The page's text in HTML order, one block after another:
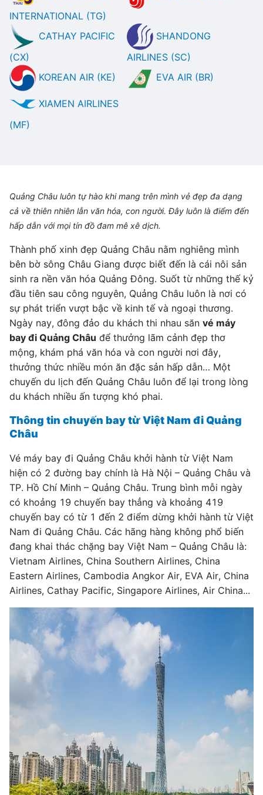
INTERNATIONAL (TG)
CATHAY PACIFIC
(CX)
SHANDONG
AIRLINES (SC)
KOREAN AIR (KE)
EVA AIR (BR)
XIAMEN AIRLINES
(MF)
Quảng Châu luôn tự hào khi mang trên mình vẻ đẹp đa dạng
cả về thiên nhiên lẫn văn hóa, con người. Đây luôn là điểm đến
hấp dẫn với mọi tín đồ đam mê xê dịch.
Thành phố xinh đẹp Quảng Châu nằm nghiêng mình
bên bờ sông Châu Giang được biết đến là cái nôi sản
sinh ra nền văn hóa Quảng Đông. Suốt từ những thế kỷ
đầu tiên sau công nguyên, Quảng Châu luôn là nơi có
sự phát triển vượt bậc về kinh tế và ngoại thương.
Ngày nay, đông đảo du khách thi nhau săn vé máy
bay đi Quảng Châu để thưởng lãm cảnh đẹp thơ
mộng, khám phá văn hóa và con người nơi đây,
thưởng thức nhiều món ăn đặc sản hấp dẫn… Một
chuyến du lịch đến Quảng Châu luôn để lại trong lòng
du khách nhiều ấn tượng khó phai.
Thông tin chuyến bay từ Việt Nam đi Quảng
Châu
Vé máy bay đi Quảng Châu khởi hành từ Việt Nam
hiện có 2 đường bay chính là Hà Nội – Quảng Châu và
TP. Hồ Chí Minh – Quảng Châu. Trung bình mỗi ngày
có khoảng 19 chuyến bay thẳng và khoảng 419
chuyến bay có từ 1 đến 2 điểm dừng khởi hành từ Việt
Nam đi Quảng Châu. Các hãng hàng không phổ biến
đang khai thác chặng bay Việt Nam – Quảng Châu là:
Vietnam Airlines, China Southern Airlines, China
Eastern Airlines, Cambodia Angkor Air, EVA Air, China
Airlines, Cathay Pacific, Singapore Airlines, Air China...